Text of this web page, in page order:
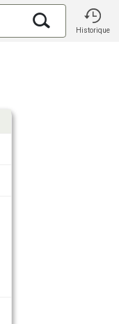
Historique